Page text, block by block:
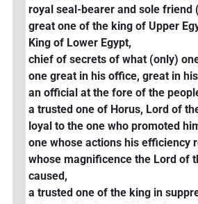
royal seal-bearer and sole friend
great one of the king of Upper
King of Lower Egypt,
chief of secrets of what (only)
one great in his office, great in
an official at the fore of the
a trusted one of Horus, Lord of
loyal to the one who promoted
one whose actions his efficiency
whose magnificence the Lord of
caused,
a trusted one of the king in